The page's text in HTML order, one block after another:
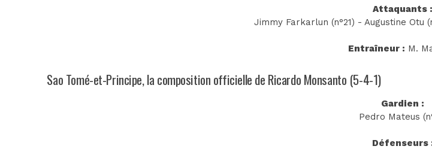
Attaquants :
Jimmy Farkarlun (n°21) - Augustine Otu
Entraîneur : M.
Sao Tomé-et-Principe, la composition officielle de Ricardo Monsanto (5-4-1)
Gardien :
Pedro Mateus
Défenseurs